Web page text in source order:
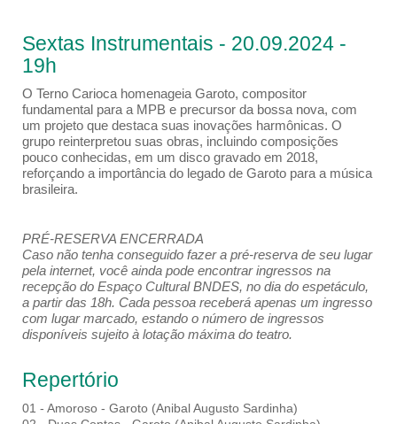
Sextas Instrumentais - 20.09.2024 -
19h
O Terno Carioca homenageia Garoto, compositor
fundamental para a MPB e precursor da bossa nova, com
um projeto que destaca suas inovações harmônicas. O
grupo reinterpretou suas obras, incluindo composições
pouco conhecidas, em um disco gravado em 2018,
reforçando a importância do legado de Garoto para a música
brasileira.
PRÉ-RESERVA ENCERRADA
Caso não tenha conseguido fazer a pré-reserva de seu lugar
pela internet, você ainda pode encontrar ingressos na
recepção do Espaço Cultural BNDES, no dia do espetáculo,
a partir das 18h. Cada pessoa receberá apenas um ingresso
com lugar marcado, estando o número de ingressos
disponíveis sujeito à lotação máxima do teatro.
Repertório
01 - Amoroso - Garoto (Anibal Augusto Sardinha)